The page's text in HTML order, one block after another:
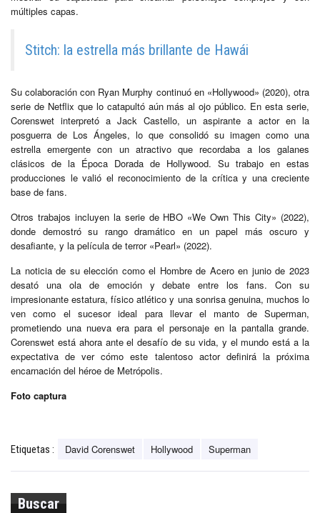
múltiples capas.
Stitch: la estrella más brillante de Hawái
Su colaboración con Ryan Murphy continuó en «Hollywood» (2020), otra
serie de Netflix que lo catapultó aún más al ojo público. En esta serie,
Corenswet interpretó a Jack Castello, un aspirante a actor en la
posguerra de Los Ángeles, lo que consolidó su imagen como una
estrella emergente con un atractivo que recordaba a los galanes
clásicos de la Época Dorada de Hollywood. Su trabajo en estas
producciones le valió el reconocimiento de la crítica y una creciente
base de fans.
Otros trabajos incluyen la serie de HBO «We Own This City» (2022),
donde demostró su rango dramático en un papel más oscuro y
desafiante, y la película de terror «Pearl» (2022).
La noticia de su elección como el Hombre de Acero en junio de 2023
desató una ola de emoción y debate entre los fans. Con su
impresionante estatura, físico atlético y una sonrisa genuina, muchos lo
ven como el sucesor ideal para llevar el manto de Superman,
prometiendo una nueva era para el personaje en la pantalla grande.
Corenswet está ahora ante el desafío de su vida, y el mundo está a la
expectativa de ver cómo este talentoso actor definirá la próxima
encarnación del héroe de Metrópolis.
Foto captura
Etiquetas : David Corenswet Hollywood Superman
Buscar